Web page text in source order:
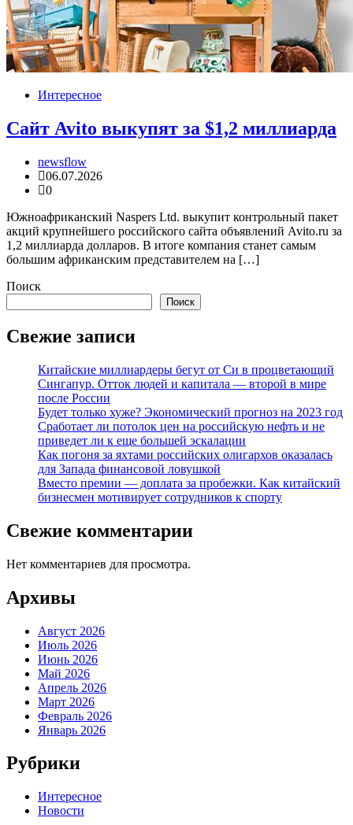
Интересное
Сайт Avito выкупят за $1,2 миллиарда
newsflow
06.07.2026
0
Южноафриканский Naspers Ltd. выкупит контрольный пакет
акций крупнейшего российского сайта объявлений Avito.ru за
1,2 миллиарда долларов. В итоге компания станет самым
большим африканским представителем на […]
Поиск
Поиск
Свежие записи
Китайские миллиардеры бегут от Си в процветающий
Сингапур. Отток людей и капитала — второй в мире
после России
Будет только хуже? Экономический прогноз на 2023 год
Сработает ли потолок цен на российскую нефть и не
приведет ли к еще большей эскалации
Как погоня за яхтами российских олигархов оказалась
для Запада финансовой ловушкой
Вместо премии — доплата за пробежки. Как китайский
бизнесмен мотивирует сотрудников к спорту
Свежие комментарии
Нет комментариев для просмотра.
Архивы
Август 2026
Июль 2026
Июнь 2026
Май 2026
Апрель 2026
Март 2026
Февраль 2026
Январь 2026
Рубрики
Интересное
Новости